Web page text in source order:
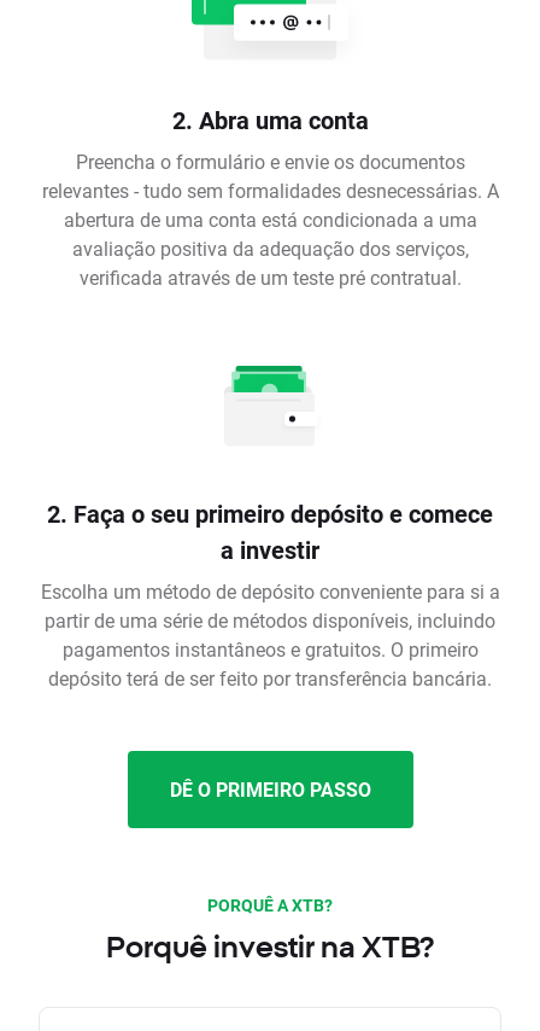
2. Abra uma conta
Preencha o formulário e envie os documentos
relevantes - tudo sem formalidades desnecessárias. A
abertura de uma conta está condicionada a uma
avaliação positiva da adequação dos serviços,
verificada através de um teste pré contratual.
2. Faça o seu primeiro depósito e comece
a investir
Escolha um método de depósito conveniente para si a
partir de uma série de métodos disponíveis, incluindo
pagamentos instantâneos e gratuitos. O primeiro
depósito terá de ser feito por transferência bancária.
DÊ O PRIMEIRO PASSO
PORQUÊ A XTB?
Porquê investir na XTB?